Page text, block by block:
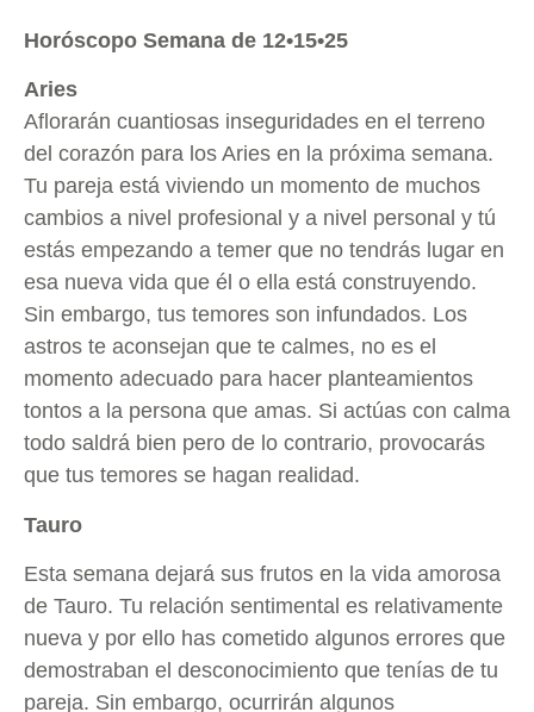
Horóscopo Semana de 12•15•25
Aries
Aflorarán cuantiosas inseguridades en el terreno
del corazón para los Aries en la próxima semana.
Tu pareja está viviendo un momento de muchos
cambios a nivel profesional y a nivel personal y tú
estás empezando a temer que no tendrás lugar en
esa nueva vida que él o ella está construyendo.
Sin embargo, tus temores son infundados. Los
astros te aconsejan que te calmes, no es el
momento adecuado para hacer planteamientos
tontos a la persona que amas. Si actúas con calma
todo saldrá bien pero de lo contrario, provocarás
que tus temores se hagan realidad.
Tauro
Esta semana dejará sus frutos en la vida amorosa
de Tauro. Tu relación sentimental es relativamente
nueva y por ello has cometido algunos errores que
demostraban el desconocimiento que tenías de tu
pareja. Sin embargo, ocurrirán algunos